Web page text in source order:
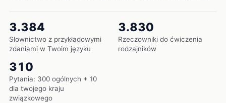
3.384
Słownictwo z przykładowymi
zdaniami w Twoim języku
3.830
Rzeczowniki do ćwiczenia
rodzajników
310
Pytania: 300 ogólnych + 10
dla twojego kraju
związkowego